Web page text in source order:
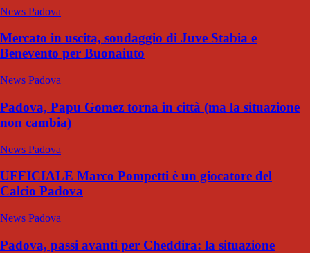
News Padova
Mercato in uscita, sondaggio di Juve Stabia e
Benevento per Buonaiuto
News Padova
Padova, Papu Gomez torna in città (ma la situazione
non cambia)
News Padova
UFFICIALE Marco Pompetti è un giocatore del
Calcio Padova
News Padova
Padova, passi avanti per Cheddira: la situazione